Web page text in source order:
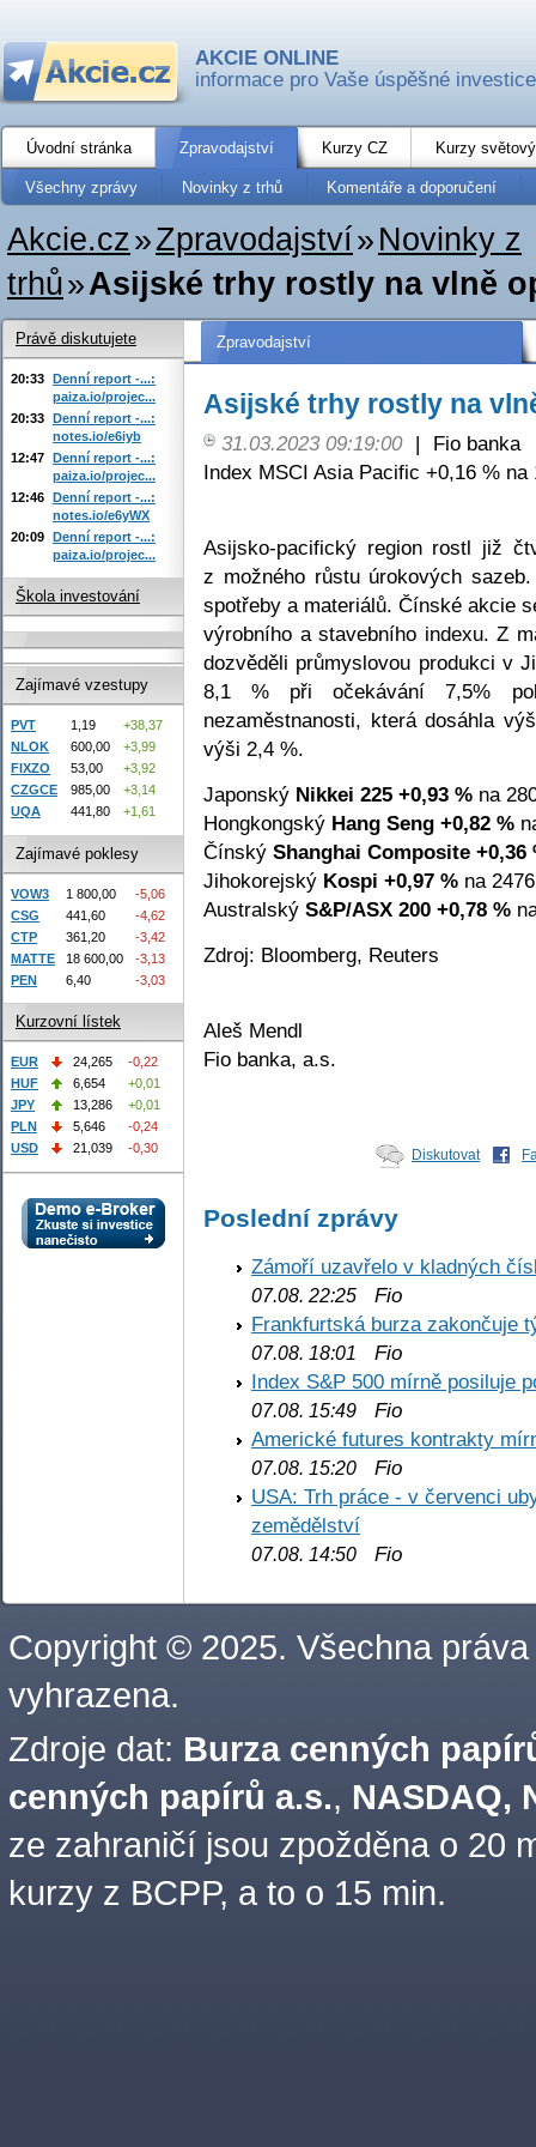
AKCIE ONLINE
informace pro Vaše úspěšné investice
Úvodní stránka Zpravodajství Kurzy CZ Kurzy
Všechny zprávy Novinky z trhů Komentáře a doporučení
Akcie.cz»Zpravodajství» Novinky z
trhů»Asijské trhy rostly na vlně
Zpravodajství
Asijské trhy rostly na
31.03.2023 09:19:00 |
Fio banka
Index MSCI Asia Pacific +0,16 % na
Asijsko-pacifický region rostl již
z možného růstu úrokových
spotřeby a materiálů. Čínské akcie
výrobního a stavebního indexu. Z
dozvěděli průmyslovou produkci v
8,1 % při očekávání 7,5%
nezaměstnanosti, která dosáhla
výši 2,4 %.
Japonský Nikkei 225 +0,93 % na
Hongkongský Hang Seng +0,82 %
Čínský Shanghai Composite +0,36
Jihokorejský Kospi +0,97 % na
Australský S&P/ASX 200 +0,78 %
Zdroj: Bloomberg, Reuters
Aleš Mendl
Fio banka, a.s.
Diskutovat
Poslední zprávy
Zámoří uzavřelo v kladných
07.08. 22:25 Fio
Frankfurtská burza zakončuje
07.08. 18:01
Fio
Index S&P 500 mírně posiluje
07.08. 15:49 Fio
Americké futures kontrakty
07.08. 15:20 Fio
USA: Trh práce - v červenci
zemědělství
07.08. 14:50 Fio
Právě diskutujete
20:33 Denní report -...:
paiza.io/projec...
20:33 Denní report -...:
notes.io/e6iyb
12:47 Denní report -...:
paiza.io/projec...
12:46 Denní report -...:
notes.io/e6yWX
20:09 Denní report -...:
paiza.io/projec...
Škola investování
Zajímavé vzestupy
PVT 1,19
+38,37
NLOK
600,00
+3,99
FIXZO
53,00
+3,92
CZGCE
985,00
+3,14
UQA
441,80 +1,61
Zajímavé poklesy
VOW3 1 800,00
-5,06
CSG
441,60
-4,62
CTP
361,20
-3,42
MATTE
18 600,00
-3,13
PEN
6,40 -3,03
Kurzovní lístek
EUR 24,265
-0,22
HUF
6,654
+0,01
JPY
13,286
+0,01
PLN
5,646
-0,24
USD
21,039 -0,30
Copyright © 2025. Všechna práva
vyhrazena.
Zdroje dat: Burza cenných
cenných papírů a.s., NASDAQ,
ze zahraničí jsou zpožděna o 20
kurzy z BCPP, a to o 15 min.